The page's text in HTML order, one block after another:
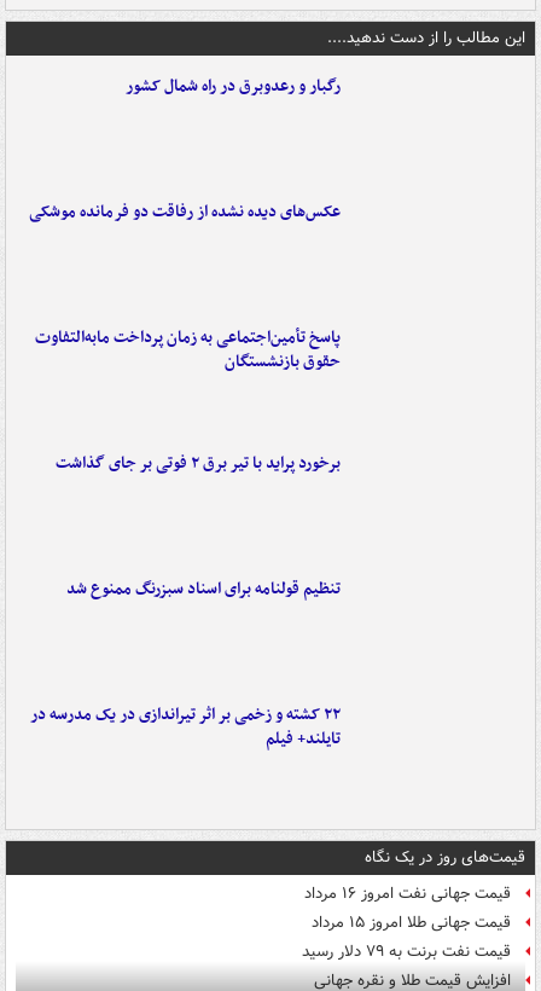
این مطالب را از دست ندهید....
رگبار و رعدوبرق در راه شمال کشور
عکس‌های دیده نشده از رفاقت دو فرمانده‌ موشکی
پاسخ تأمین‌اجتماعی به زمان پرداخت مابه‌التفاوت
حقوق بازنشستگان
برخورد پراید با تیر برق ۲ فوتی بر جای گذاشت
تنظیم قولنامه برای اسناد سبزرنگ ممنوع شد
۲۲ کشته و زخمی بر اثر تیراندازی در یک مدرسه در
تایلند+ فیلم
قیمت‌های روز در یک نگاه
قیمت جهانی نفت امروز ۱۶ مرداد
قیمت جهانی طلا امروز ۱۵ مرداد
قیمت نفت برنت به ۷۹ دلار رسید
افزایش قیمت طلا و نقره جهانی